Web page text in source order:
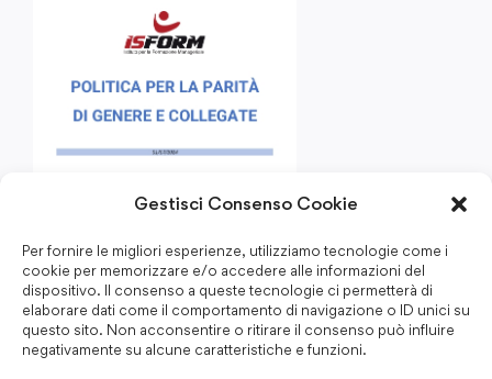
Gestisci Consenso Cookie
Per fornire le migliori esperienze, utilizziamo tecnologie come i
cookie per memorizzare e/o accedere alle informazioni del
dispositivo. Il consenso a queste tecnologie ci permetterà di
elaborare dati come il comportamento di navigazione o ID unici su
questo sito. Non acconsentire o ritirare il consenso può influire
negativamente su alcune caratteristiche e funzioni.